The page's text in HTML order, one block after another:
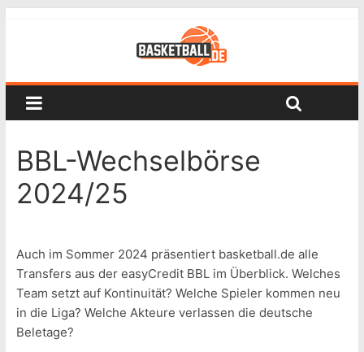
BBL-Wechselbörse
2024/25
Auch im Sommer 2024 präsentiert basketball.de alle
Transfers aus der easyCredit BBL im Überblick. Welches
Team setzt auf Kontinuität? Welche Spieler kommen neu
in die Liga? Welche Akteure verlassen die deutsche
Beletage?